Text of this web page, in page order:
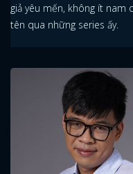
giả yêu mến, không ít nam
tên qua những series ấy.